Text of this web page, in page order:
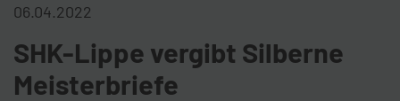
06.04.2022
SHK-Lippe vergibt Silberne
Meisterbriefe